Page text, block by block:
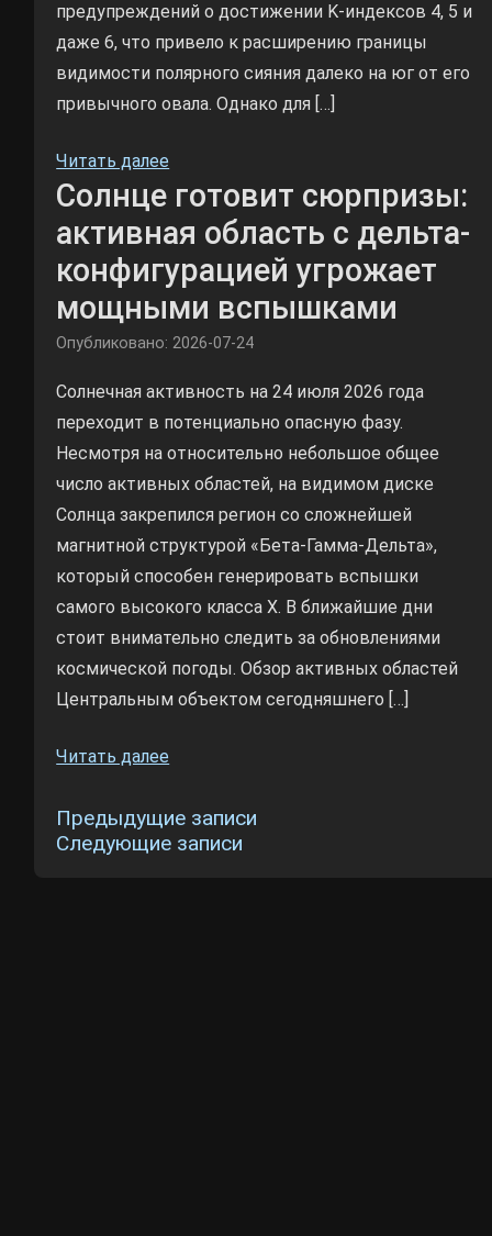
предупреждений о достижении K-индексов 4, 5 и
даже 6, что привело к расширению границы
видимости полярного сияния далеко на юг от его
привычного овала. Однако для […]
Читать далее
Солнце готовит сюрпризы:
активная область с дельта-
конфигурацией угрожает
мощными вспышками
Опубликовано: 2026-07-24
Солнечная активность на 24 июля 2026 года
переходит в потенциально опасную фазу.
Несмотря на относительно небольшое общее
число активных областей, на видимом диске
Солнца закрепился регион со сложнейшей
магнитной структурой «Бета-Гамма-Дельта»,
который способен генерировать вспышки
самого высокого класса X. В ближайшие дни
стоит внимательно следить за обновлениями
космической погоды. Обзор активных областей
Центральным объектом сегодняшнего […]
Читать далее
Навигация
по
Предыдущие записи
Следующие записи